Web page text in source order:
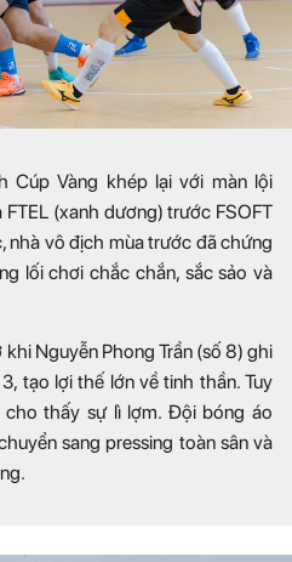
Cúp Vàng khép lại với màn lội
(xanh dương) trước FSOFT
nhà vô địch mùa trước đã chứng
lối chơi chắc chắn, sắc sảo và
Nguyễn Phong Trần (số 8) ghi
tạo lợi thế lớn về tinh thần. Tuy
cho thấy sự lì lợm. Đội bóng áo
sang pressing toàn sân và